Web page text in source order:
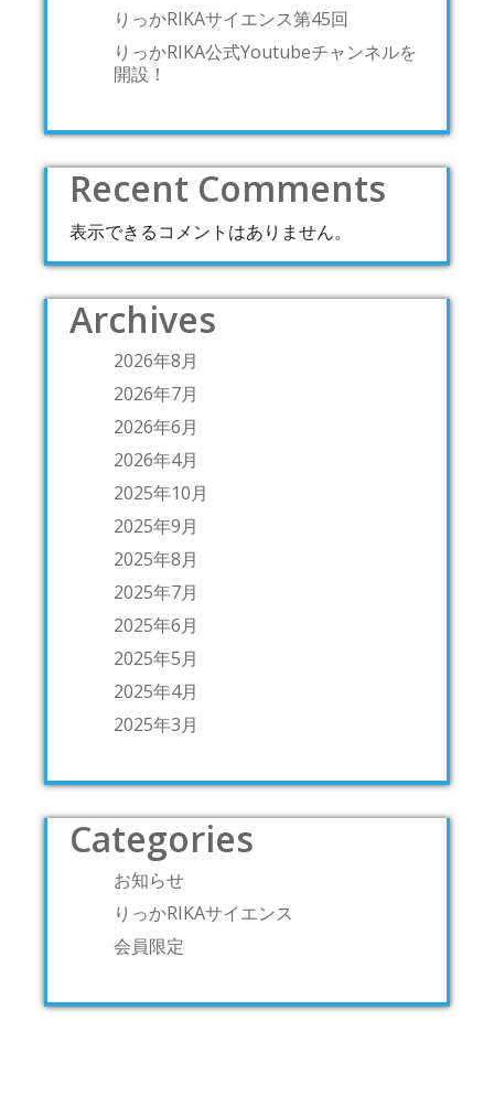
りっかRIKAサイエンス第45回
りっかRIKA公式Youtubeチャンネルを
開設！
Recent Comments
表示できるコメントはありません。
Archives
2026年8月
2026年7月
2026年6月
2026年4月
2025年10月
2025年9月
2025年8月
2025年7月
2025年6月
2025年5月
2025年4月
2025年3月
Categories
お知らせ
りっかRIKAサイエンス
会員限定